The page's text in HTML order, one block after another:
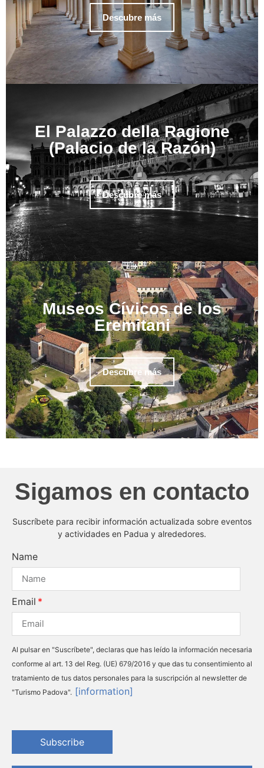
Descubre más
El Palazzo della Ragione
(Palacio de la Razón)
Descubre más
Museos Cívicos de los
Eremitani
Descubre más
Sigamos en contacto
Suscríbete para recibir información actualizada sobre eventos
y actividades en Padua y alrededores.
Name
Email
Al pulsar en "Suscríbete", declaras que has leído la información necesaria
conforme al art. 13 del Reg. (UE) 679/2016 y que das tu consentimiento al
tratamiento de tus datos personales para la suscripción al newsletter de
"Turismo Padova". [information]
Subscribe